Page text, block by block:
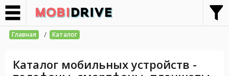
Главная / Каталог
Каталог мобильных устройств -